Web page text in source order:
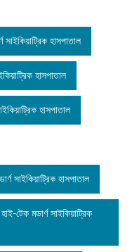
হাসপাতাল
হাসপাতাল
হাসপাতাল
সাইকিয়াট্রিক হাসপাতাল
টেক মডার্ণ সাইকিয়াট্রিক